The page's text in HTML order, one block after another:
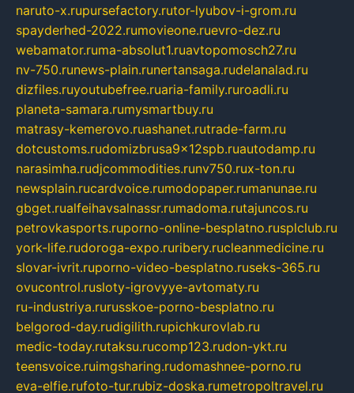
naruto-x.rupursefactory.rutor-lyubov-i-grom.ru
spayderhed-2022.rumovieone.ruevro-dez.ru
webamator.ruma-absolut1.ruavtopomosch27.ru
nv-750.runews-plain.runertansaga.rudelanalad.ru
dizfiles.ruyoutubefree.ruaria-family.ruroadli.ru
planeta-samara.rumysmartbuy.ru
matrasy-kemerovo.ruashanet.rutrade-farm.ru
dotcustoms.rudomizbrusa9x12spb.ruautodamp.ru
narasimha.rudjcommodities.runv750.rux-ton.ru
newsplain.rucardvoice.rumodopaper.rumanunae.ru
gbget.rualfeihavsalnassr.rumadoma.rutajuncos.ru
petrovkasports.ruporno-online-besplatno.rusplclub.ru
york-life.rudoroga-expo.ruribery.rucleanmedicine.ru
slovar-ivrit.ruporno-video-besplatno.ruseks-365.ru
ovucontrol.rusloty-igrovyye-avtomaty.ru
ru-industriya.rurusskoe-porno-besplatno.ru
belgorod-day.rudigilith.rupichkurovlab.ru
medic-today.rutaksu.rucomp123.rudon-ykt.ru
teensvoice.ruimgsharing.rudomashnee-porno.ru
eva-elfie.rufoto-tur.rubiz-doska.rumetropoltravel.ru